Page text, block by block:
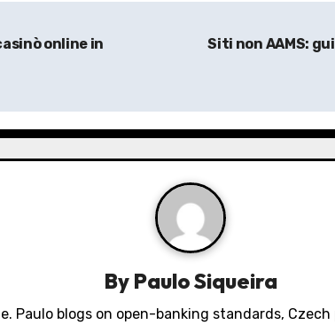
online in
Siti non AAMS:
By Paulo Siqueira
Paulo blogs on open-banking standards,